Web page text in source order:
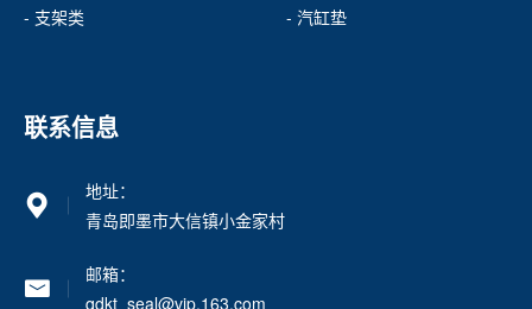
- 支架类
- 汽缸垫
联系信息
地址：
青岛即墨市大信镇小金家村
邮箱：
qdkt_seal@vip.163.com